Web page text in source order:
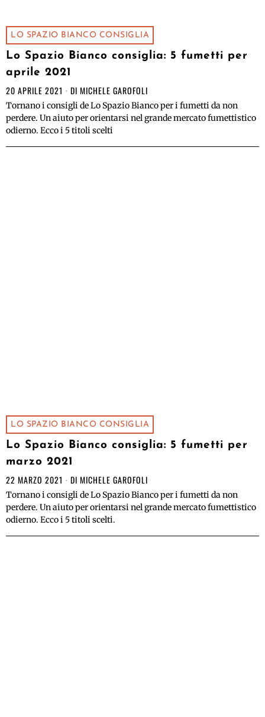
LO SPAZIO BIANCO CONSIGLIA
Lo Spazio Bianco consiglia: 5 fumetti per
aprile 2021
20 APRILE 2021 DI MICHELE GAROFOLI
Tornano i consigli de Lo Spazio Bianco per i fumetti da non
perdere. Un aiuto per orientarsi nel grande mercato fumettistico
odierno. Ecco i 5 titoli scelti
LO SPAZIO BIANCO CONSIGLIA
Lo Spazio Bianco consiglia: 5 fumetti per
marzo 2021
22 MARZO 2021 DI MICHELE GAROFOLI
Tornano i consigli de Lo Spazio Bianco per i fumetti da non
perdere. Un aiuto per orientarsi nel grande mercato fumettistico
odierno. Ecco i 5 titoli scelti.